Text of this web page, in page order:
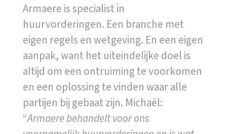
Armaere is specialist in
huurvorderingen. Een branche met
eigen regels en wetgeving. En een eigen
aanpak, want het uiteindelijke doel is
altijd om een ontruiming te voorkomen
en een oplossing te vinden waar alle
partijen bij gebaat zijn. Michaël:
“Armaere behandelt voor ons